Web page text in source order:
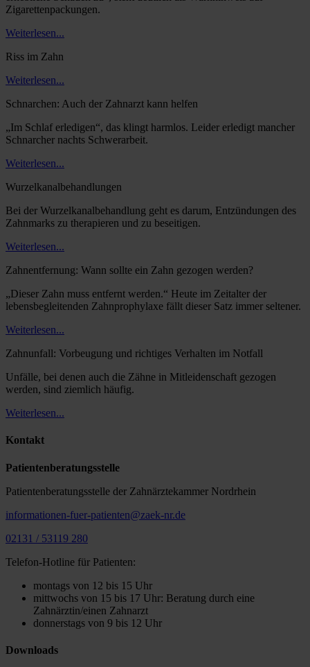
Zigarettenpackungen.
Weiterlesen...
Riss im Zahn
Weiterlesen...
Schnarchen: Auch der Zahnarzt kann helfen
„Im Schlaf erledigen“, das klingt harmlos. Leider erledigt mancher
Schnarcher nachts Schwerarbeit.
Weiterlesen...
Wurzelkanalbehandlungen
Bei der Wurzelkanalbehandlung geht es darum, Entzündungen des
Zahnmarks zu therapieren und zu beseitigen.
Weiterlesen...
Zahnentfernung: Wann sollte ein Zahn gezogen werden?
„Dieser Zahn muss entfernt werden.“ Heute im Zeitalter der
lebensbegleitenden Zahnprophylaxe fällt dieser Satz immer seltener.
Weiterlesen...
Zahnunfall: Vorbeugung und richtiges Verhalten im Notfall
Unfälle, bei denen auch die Zähne in Mitleidenschaft gezogen
werden, sind ziemlich häufig.
Weiterlesen...
Kontakt
Patientenberatungsstelle
Patientenberatungsstelle der Zahnärztekammer Nordrhein
informationen-fuer-patienten@zaek-nr.de
02131 / 53119 280
Telefon-Hotline für Patienten:
montags von 12 bis 15 Uhr
mittwochs von 15 bis 17 Uhr: Beratung durch eine
Zahnärztin/einen Zahnarzt
donnerstags von 9 bis 12 Uhr
Downloads